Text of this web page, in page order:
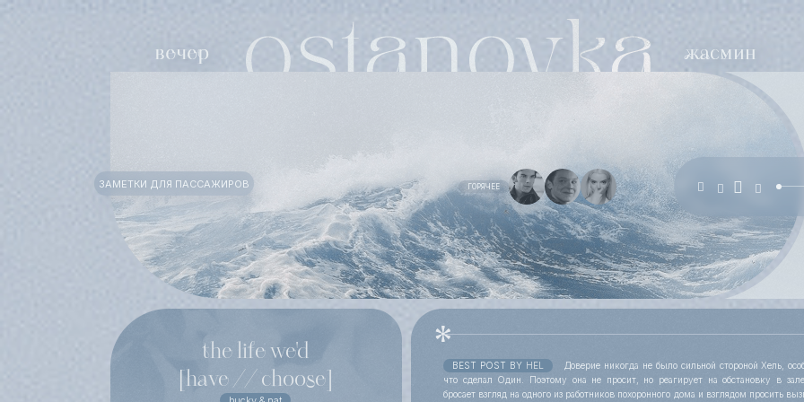
BEST POST BY HEL
Доверие никогда не было сильной стороной Хель,
что сделал Один. Поэтому она не просит, но реагирует на обстановку в
бросает взгляд на одного из работников похоронного дома и взглядом просить
the life we'd
[have // choose]
ГОРЯЧЕЕ
ЗАМЕТКИ ДЛЯ ПАССАЖИРОВ